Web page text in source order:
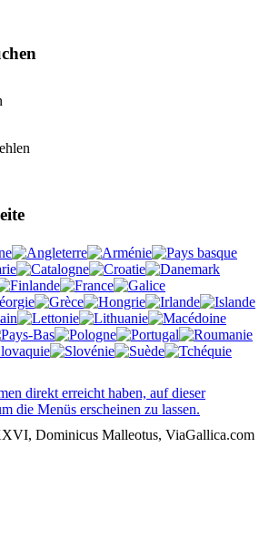
direkt erreicht haben, auf dieser
die Menüs erscheinen zu lassen.
Dominicus Malleotus, ViaGallica.com